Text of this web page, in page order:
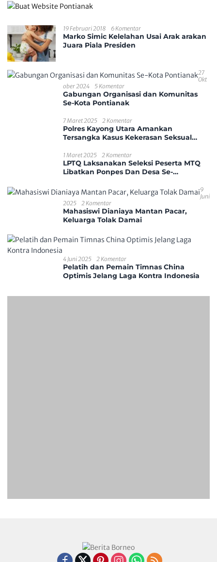
19 Februari 2018 6 Komentar
Marko Simic Kelelahan Usai Arak arakan
Juara Piala Presiden
27
Okt
Ober 2024
5 Komentar
Gabungan Organisasi dan Komunitas
Se-Kota Pontianak
7 Maret 2025 2 Komentar
Polres Kayong Utara Amankan
Tersangka Kasus Kekerasan Seksual
1 Maret 2025 2 Komentar
LPTQ Laksanakan Seleksi Peserta MTQ
Libatkan Ponpes Dan Desa Se-
9
Juni
2025
2 Komentar
Mahasiswi Dianiaya Mantan Pacar,
Keluarga Tolak Damai
4 Juni 2025 2 Komentar
Pelatih dan Pemain Timnas China
Optimis Jelang Laga Kontra Indonesia